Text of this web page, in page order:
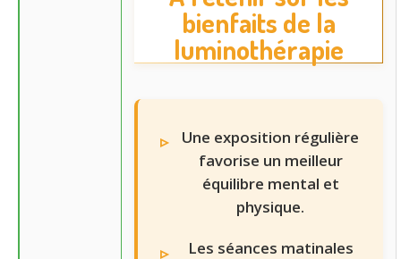
bienfaits de la
luminothérapie
Une exposition régulière
favorise un meilleur
équilibre mental et
physique.
Les séances matinales